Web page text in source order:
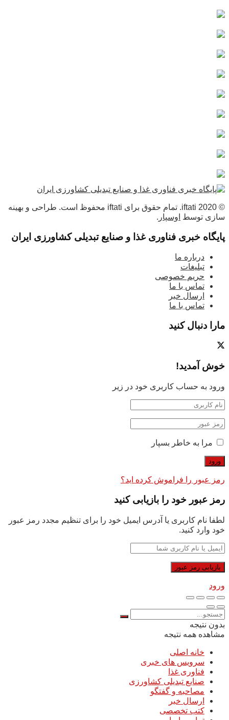
© 2020 iftati. تمام حقوق برای iftati محفوظ است. طراحی و بهینه
سازی توسط اوسپار .
پایگاه خبری فناوری غذا و صنایع تبدیلی کشاورزی ایران
درباره ما
تبلیغات
حریم خصوصی
تماس با ما
ارسال خبر
تماس با ما
مارا دنبال کنید
خوش آمدید!
ورود به حساب کاربری خود در زیر
مرا به خاطر بسپار
رمز عبور را فراموش کرده اید؟
رمز عبور خود را بازیابی کنید
لطفا نام کاربری یا آدرس ایمیل خود را برای تنظیم مجدد رمز عبور
خود وارد کنید.
ورود
بدون نتیجه
مشاهده همه نتیجه
خانه اصلی
سرویس های خبری
فناوری غذا
صنایع تبدیلی کشاورزی
مصاحبه و گفتگو
ارسال خبر
کتب تخصصی